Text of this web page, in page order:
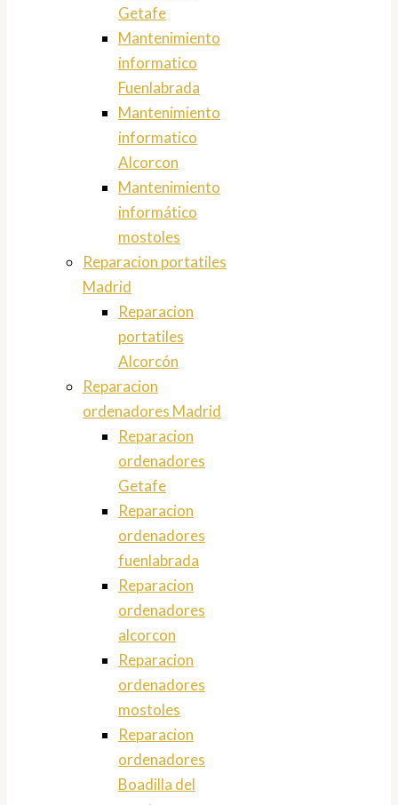
Getafe
Mantenimiento
informatico
Fuenlabrada
Mantenimiento
informatico
Alcorcon
Mantenimiento
informático
mostoles
Reparacion portatiles
Madrid
Reparacion
portatiles
Alcorcón
Reparacion
ordenadores Madrid
Reparacion
ordenadores
Getafe
Reparacion
ordenadores
fuenlabrada
Reparacion
ordenadores
alcorcon
Reparacion
ordenadores
mostoles
Reparacion
ordenadores
Boadilla del